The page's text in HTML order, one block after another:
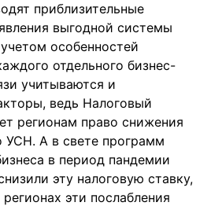
приблизительные
выгодной системы
особенностей
отдельного бизнес-
учитываются и
ведь Налоговый
регионам право снижения
УСН. А в свете программ
в период пандемии
эту налоговую ставку,
эти послабления